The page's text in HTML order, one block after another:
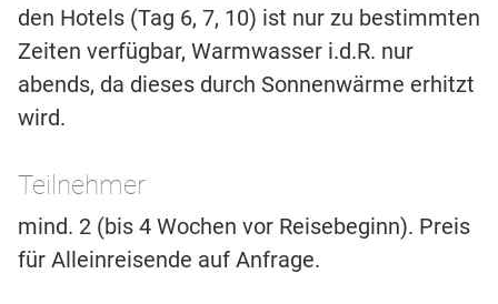
den Hotels (Tag 6, 7, 10) ist nur zu bestimmten
Zeiten verfügbar, Warmwasser i.d.R. nur
abends, da dieses durch Sonnenwärme erhitzt
wird.
Teilnehmer
mind. 2 (bis 4 Wochen vor Reisebeginn). Preis
für Alleinreisende auf Anfrage.